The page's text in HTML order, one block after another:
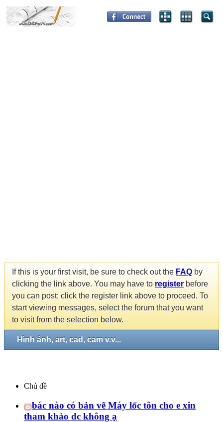
If this is your first visit, be sure to check out the FAQ by
clicking the link above. You may have to register before
you can post: click the register link above to proceed. To
start viewing messages, select the forum that you want
to visit from the selection below.
Hình ảnh, art, cad, cam v.v...
Chủ đề
bác nào có bản vẽ Máy lốc tôn cho e xin
tham khảo dc không ạ